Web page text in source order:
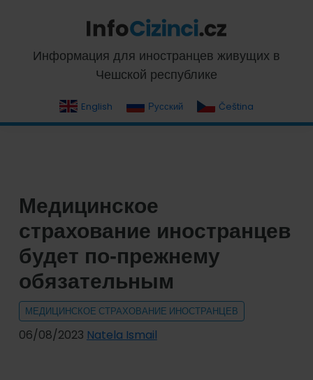
primary
navigation
content
primary
sidebar
footerInfoCizinci.cz
Информация для иностранцев живущих в
Чешской республике
English Русский Čeština
Медицинское
страхование иностранцев
будет по-прежнему
обязательным
МЕДИЦИНСКОЕ СТРАХОВАНИЕ ИНОСТРАНЦЕВ
06/08/2023 Natela Ismail